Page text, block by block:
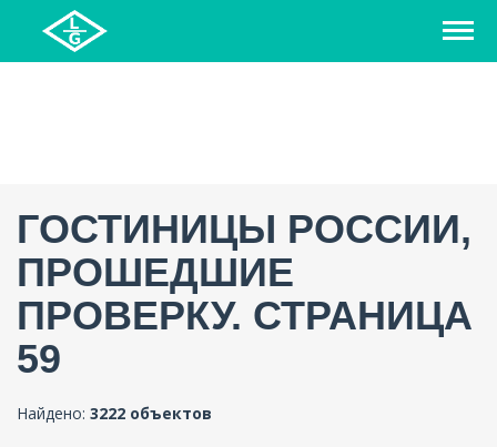
ГОСТИНИЦЫ РОССИИ,
ПРОШЕДШИЕ
ПРОВЕРКУ. СТРАНИЦА
59
Найдено: 3222 объектов